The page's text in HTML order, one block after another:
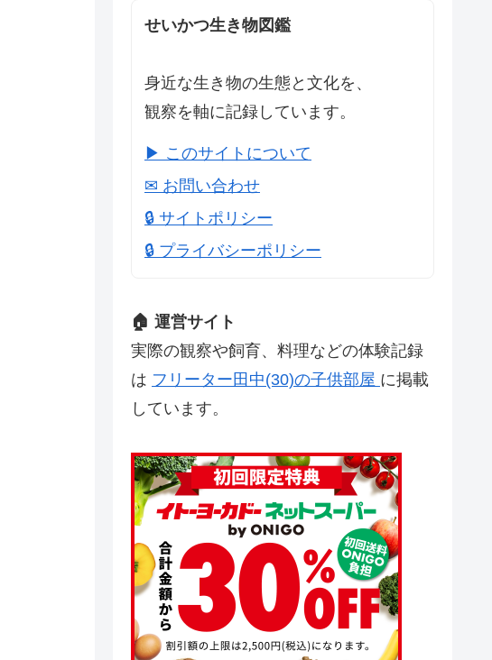
せいかつ生き物図鑑
身近な生き物の生態と文化を、
観察を軸に記録しています。
▶ このサイトについて
✉ お問い合わせ
🔒 サイトポリシー
🔒 プライバシーポリシー
🏠 運営サイト
実際の観察や飼育、料理などの体験記録
は フリーター田中(30)の子供部屋 に掲載
しています。